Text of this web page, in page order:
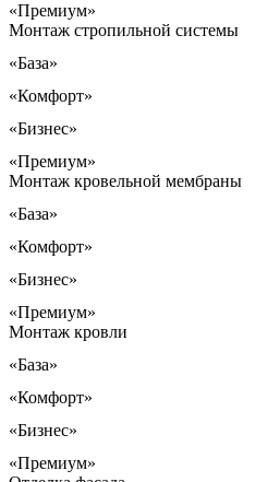
«Премиум»
Монтаж стропильной системы
«База»
«Комфорт»
«Бизнес»
«Премиум»
Монтаж кровельной мембраны
«База»
«Комфорт»
«Бизнес»
«Премиум»
Монтаж кровли
«База»
«Комфорт»
«Бизнес»
«Премиум»